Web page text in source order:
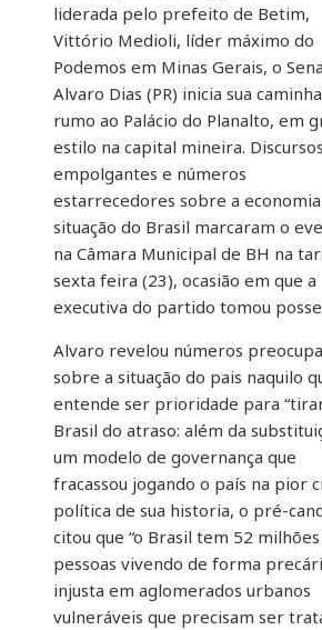
liderada pelo prefeito de Betim,
Vittório Medioli, líder máximo do
Podemos em Minas Gerais, o
Alvaro Dias (PR) inicia sua
rumo ao Palácio do Planalto, em
estilo na capital mineira. Discursos
empolgantes e números
estarrecedores sobre a economia
situação do Brasil marcaram o
na Câmara Municipal de BH na
sexta feira (23), ocasião em que a
executiva do partido tomou
Alvaro revelou números
sobre a situação do pais naquilo
entende ser prioridade para
Brasil do atraso: além da
um modelo de governança que
fracassou jogando o país na pior
política de sua historia, o pré-
citou que “o Brasil tem 52
pessoas vivendo de forma
injusta em aglomerados urbanos
vulneráveis que precisam ser